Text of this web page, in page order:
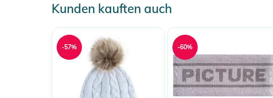
Kunden kauften auch
-57% -60%